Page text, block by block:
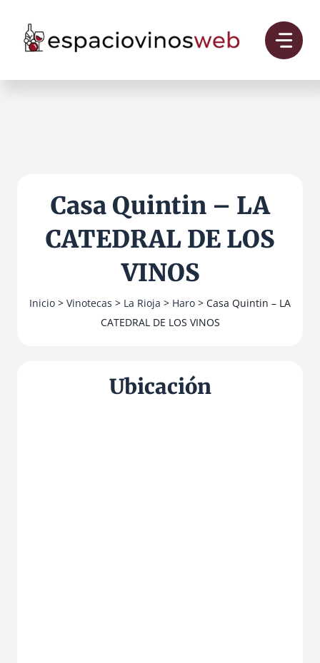
contenido
Casa Quintin – LA
CATEDRAL DE LOS
VINOS
Inicio > Vinotecas > La Rioja > Haro > Casa Quintin – LA
CATEDRAL DE LOS VINOS
Ubicación